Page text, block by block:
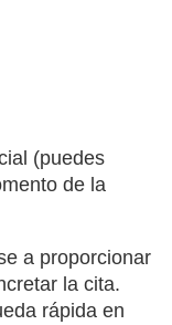
(puedes
de la
a proporcionar
la cita.
rápida en